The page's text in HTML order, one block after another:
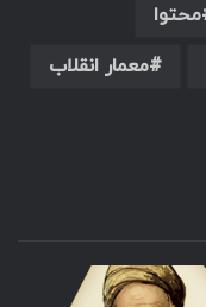
محتوا
معمار انقلاب